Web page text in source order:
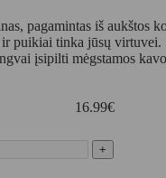
pagamintas iš aukštos
puikiai tinka jūsų virtuvei.
įsipilti mėgstamos
16.99€
+